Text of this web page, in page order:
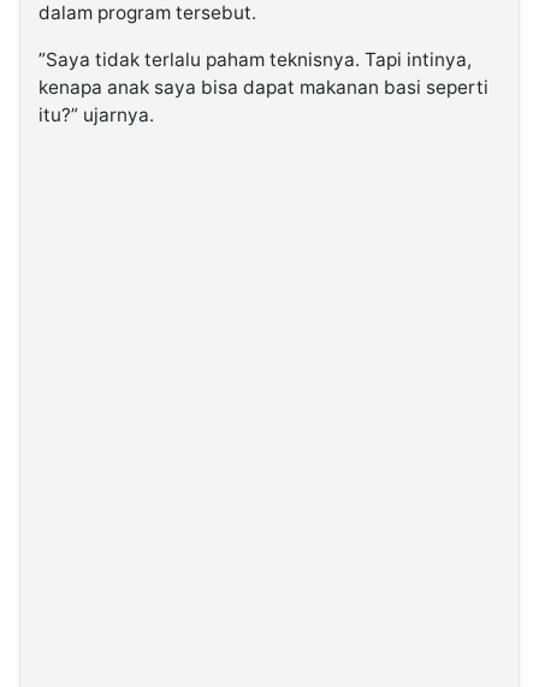
dalam program tersebut.
”Saya tidak terlalu paham teknisnya. Tapi intinya,
kenapa anak saya bisa dapat makanan basi seperti
itu?” ujarnya.